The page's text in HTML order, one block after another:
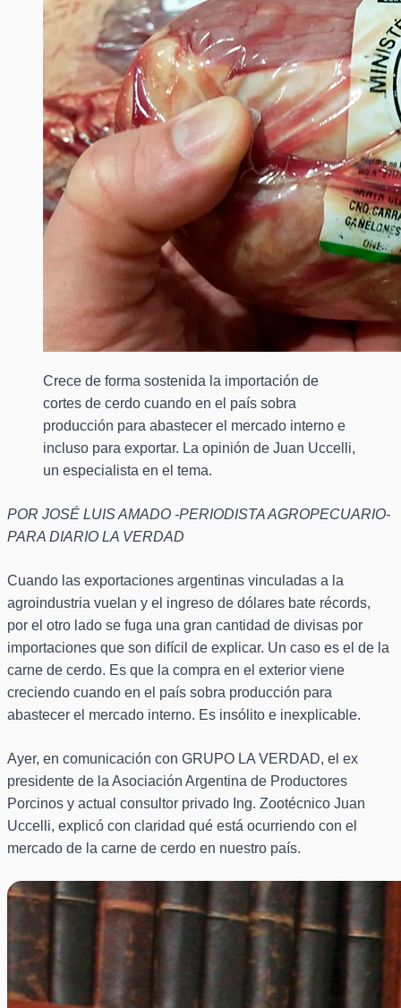
Crece de forma sostenida la importación de
cortes de cerdo cuando en el país sobra
producción para abastecer el mercado interno e
incluso para exportar. La opinión de Juan Uccelli,
un especialista en el tema.
POR JOSÉ LUIS AMADO -PERIODISTA AGROPECUARIO-
PARA DIARIO LA VERDAD
Cuando las exportaciones argentinas vinculadas a la
agroindustria vuelan y el ingreso de dólares bate récords,
por el otro lado se fuga una gran cantidad de divisas por
importaciones que son difícil de explicar. Un caso es el de la
carne de cerdo. Es que la compra en el exterior viene
creciendo cuando en el país sobra producción para
abastecer el mercado interno. Es insólito e inexplicable.
Ayer, en comunicación con GRUPO LA VERDAD, el ex
presidente de la Asociación Argentina de Productores
Porcinos y actual consultor privado Ing. Zootécnico Juan
Uccelli, explicó con claridad qué está ocurriendo con el
mercado de la carne de cerdo en nuestro país.